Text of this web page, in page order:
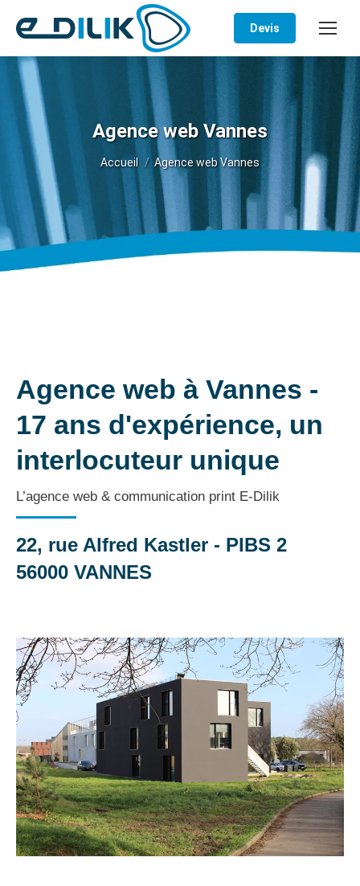
Devis
Agence web Vannes
Vous êtes ici :
Accueil Agence web Vannes
Agence web à Vannes -
17 ans d'expérience, un
interlocuteur unique
L’agence web & communication print E-Dilik
22, rue Alfred Kastler - PIBS 2
56000 VANNES